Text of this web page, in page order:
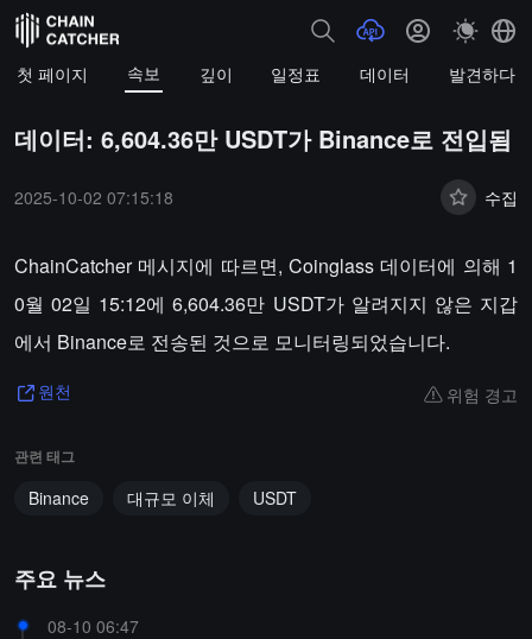
첫 페이지 속보 깊이 일정표 데이터 발견하다
데이터: 6,604.36만 USDT가 Binance로 전입됨
2025-10-02 07:15:18 수집
ChainCatcher 메시지에 따르면, Coinglass 데이터에 의해 1
0월 02일 15:12에 6,604.36만 USDT가 알려지지 않은 지갑
에서 Binance로 전송된 것으로 모니터링되었습니다.
원천 위험 경고
관련 태그
Binance 대규모 이체 USDT
주요 뉴스
08-10 06:47